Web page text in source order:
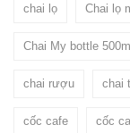
chai lọ Chai lọ
Chai My bottle 500ml
chai rượu chai
cốc cafe cốc